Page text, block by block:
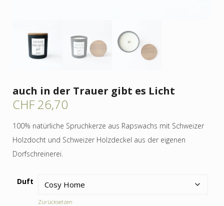
auch in der Trauer gibt es Licht
CHF26,70
100% natürliche Spruchkerze aus Rapswachs mit Schweizer
Holzdocht und Schweizer Holzdeckel aus der eigenen
Dorfschreinerei.
Duft
Zurücksetzen